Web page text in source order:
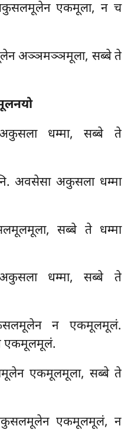
एकमूला, न च
अञ्ञमञ्ञमूला, सब्बे ते
धम्मा, सब्बे ते
अवसेसा अकुसला धम्मा
सब्बे ते धम्मा
धम्मा, सब्बे ते
न एकमूलमूलं.
एकमूलमूला, सब्बे ते
एकमूलमूलं, न